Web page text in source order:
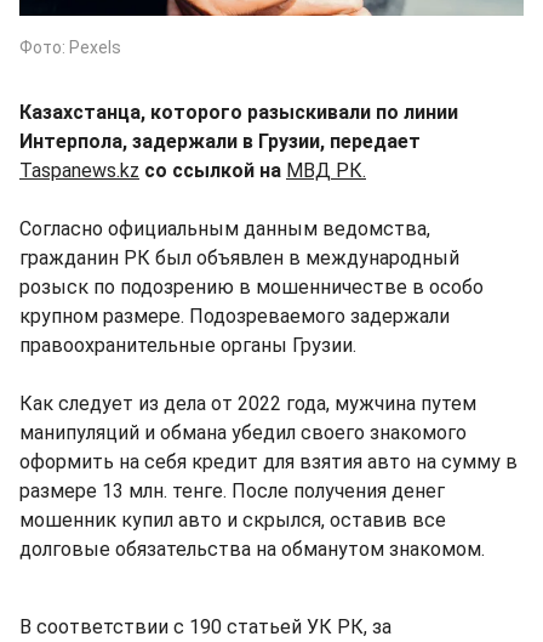
Фото: Pexels
Казахстанца, которого разыскивали по линии
Интерпола, задержали в Грузии, передает
Taspanews.kz со ссылкой на МВД РК.
Согласно официальным данным ведомства,
гражданин РК был объявлен в международный
розыск по подозрению в мошенничестве в особо
крупном размере. Подозреваемого задержали
правоохранительные органы Грузии.
Как следует из дела от 2022 года, мужчина путем
манипуляций и обмана убедил своего знакомого
оформить на себя кредит для взятия авто на сумму в
размере 13 млн. тенге. После получения денег
мошенник купил авто и скрылся, оставив все
долговые обязательства на обманутом знакомом.
В соответствии с 190 статьей УК РК, за